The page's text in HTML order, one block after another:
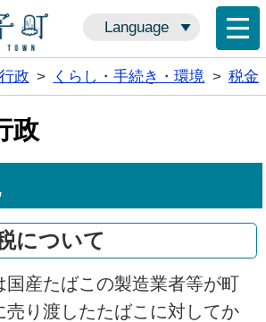
Language
政 > くらし・手続き・環境 > 税金
政
について
産たばこの製造業者等が町
売り渡したたばこに対してか